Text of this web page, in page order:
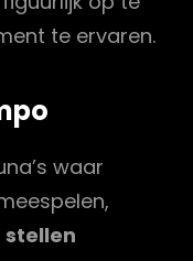
te ervaren.
waar
stellen